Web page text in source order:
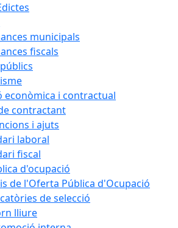
municipals
fiscals
econòmica i contractual
contractant
i ajuts
laboral
fiscal
d'ocupació
de l'Oferta Pública d'Ocupació
de selecció
lliure